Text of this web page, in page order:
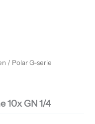
/ Polar G-serie
10x GN 1/4